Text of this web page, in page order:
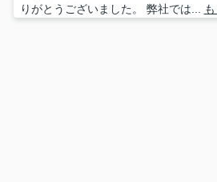
りがとうございました。 弊社では...